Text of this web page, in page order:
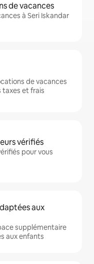
de vacances
à Seri Iskandar
de vacances
taxes et frais
vérifiés
pour vous
aux
supplémentaire
aux enfants